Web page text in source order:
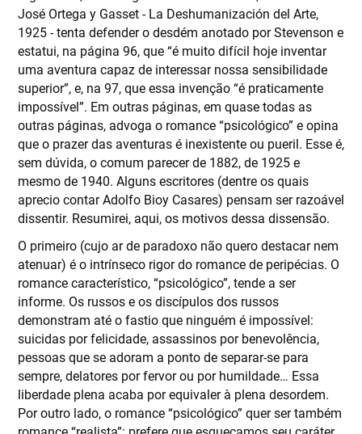
José Ortega y Gasset - La Deshumanización del Arte,
1925 - tenta defender o desdém anotado por Stevenson e
estatui, na página 96, que “é muito difícil hoje inventar
uma aventura capaz de interessar nossa sensibilidade
superior”, e, na 97, que essa invenção “é praticamente
impossível”. Em outras páginas, em quase todas as
outras páginas, advoga o romance “psicológico” e opina
que o prazer das aventuras é inexistente ou pueril. Esse é,
sem dúvida, o comum parecer de 1882, de 1925 e
mesmo de 1940. Alguns escritores (dentre os quais
aprecio contar Adolfo Bioy Casares) pensam ser razoável
dissentir. Resumirei, aqui, os motivos dessa dissensão.
O primeiro (cujo ar de paradoxo não quero destacar nem
atenuar) é o intrínseco rigor do romance de peripécias. O
romance característico, “psicológico”, tende a ser
informe. Os russos e os discípulos dos russos
demonstram até o fastio que ninguém é impossível:
suicidas por felicidade, assassinos por benevolência,
pessoas que se adoram a ponto de separar-se para
sempre, delatores por fervor ou por humildade… Essa
liberdade plena acaba por equivaler à plena desordem.
Por outro lado, o romance “psicológico” quer ser também